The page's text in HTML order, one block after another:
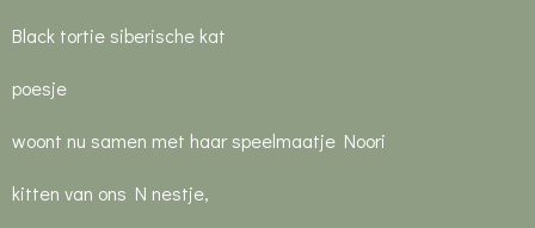
Black tortie siberische kat
poesje
woont nu samen met haar speelmaatje Noori
kitten van ons N nestje,